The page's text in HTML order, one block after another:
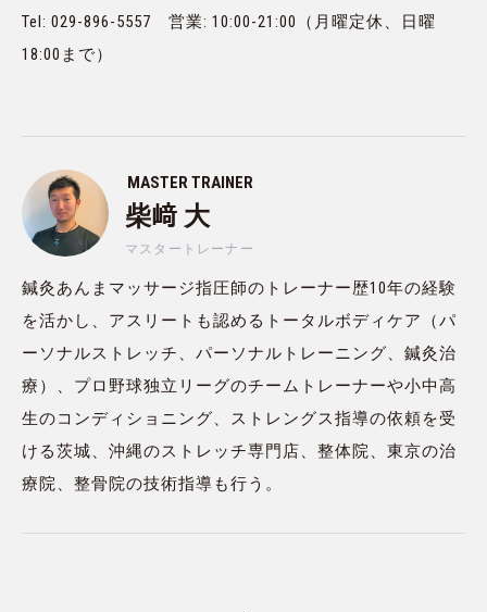
Tel: 029-896-5557 営業: 10:00-21:00（月曜定休、日曜
18:00まで）
MASTER TRAINER
柴﨑 大
マスタートレーナー
鍼灸あんまマッサージ指圧師のトレーナー歴10年の経験
を活かし、アスリートも認めるトータルボディケア（パ
ーソナルストレッチ、パーソナルトレーニング、鍼灸治
療）、プロ野球独立リーグのチームトレーナーや小中高
生のコンディショニング、ストレングス指導の依頼を受
ける茨城、沖縄のストレッチ専門店、整体院、東京の治
療院、整骨院の技術指導も行う。